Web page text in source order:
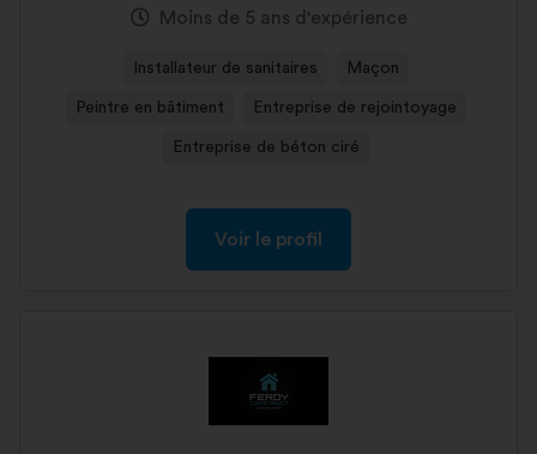
Moins de 5 ans d'expérience
Installateur de sanitaires Maçon
Peintre en bâtiment Entreprise de rejointoyage
Entreprise de béton ciré
Voir le profil